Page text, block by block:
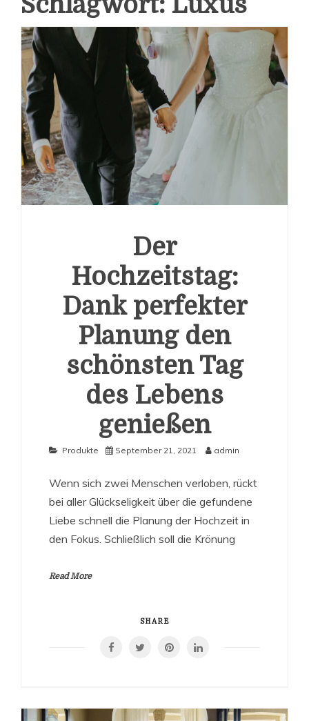
Der
Hochzeitstag:
Dank perfekter
Planung den
schönsten Tag
des Lebens
genießen
Produkte September 21, 2021 admin
Wenn sich zwei Menschen verloben, rückt
bei aller Glückseligkeit über die gefundene
Liebe schnell die Planung der Hochzeit in
den Fokus. Schließlich soll die Krönung
Read More
SHARE